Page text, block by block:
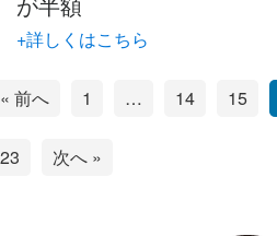
+詳しくはこちら
« 前へ 1 … 14 15
23 次へ »